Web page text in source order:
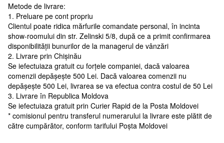
Metode de livrare:
1. Preluare pe cont propriu
Clientul poate ridica mărfurile comandate personal, în incinta
show-roomului din str. Zelinski 5/8, după ce a primit confirmarea
disponibilității bunurilor de la managerul de vânzări
2. Livrare prin Chișinău
Se iefectuiaza gratuit cu forțele companiei, dacă valoarea
comenzii depășește 500 Lei. Dacă valoarea comenzii nu
depășește 500 Lei, livrarea se va efectua contra costul de 50 Lei
3. Livrare în Republica Moldova
Se iefectuiaza gratuit prin Curier Rapid de la Posta Moldovei
* comisionul pentru transferul numerarului la livrare este plătit de
către cumpărător, conform tarifului Poșta Moldovei